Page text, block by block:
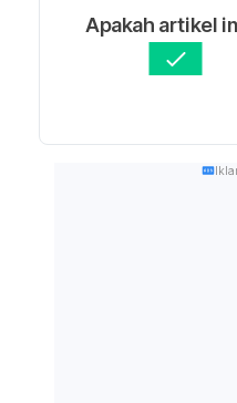
Apakah artikel